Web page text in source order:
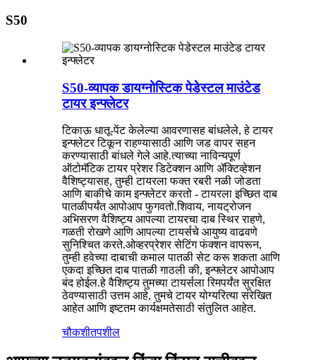
S50
S50-व्यापक डायग्नोस्टिक पेडेस्टल माउंटेड
टायर इन्फ्लेटर
टिकाऊ धातू-पेंट केलेल्या आवरणासह बांधलेले, हे टायर
इन्फ्लेटर टिकून राहण्यासाठी आणि जड वापर सहन
करण्यासाठी बांधले गेले आहे.त्याच्या नाविन्यपूर्ण
ऑटोमॅटिक टायर प्रेशर डिटेक्शन आणि ॲक्टिव्हेशन
वैशिष्ट्यासह, तुम्ही टायरला फक्त रबरी नळी जोडता
आणि बाकीचे काम इन्फ्लेटर करतो - टायरला इच्छित दाब
पातळीपर्यंत आपोआप फुगवतो.शिवाय, नायट्रोजन
अभिसरण वैशिष्ट्य आपल्या टायरचा दाब स्थिर राहणे,
गळती रोखणे आणि आपल्या टायर्सचे आयुष्य वाढवणे
सुनिश्चित करते.ओव्हरप्रेशर सेटिंग फंक्शन वापरून,
तुम्ही हवेच्या दाबाची कमाल पातळी सेट करू शकता आणि
एकदा इच्छित दाब पातळी गाठली की, इन्फ्लेटर आपोआप
बंद होईल.हे वैशिष्ट्य तुमच्या टायर्सला रिमपर्यंत सुरक्षित
ठेवण्यासाठी उत्तम आहे, तुमचे टायर योग्यरित्या संरेखित
आहेत आणि इष्टतम कार्यक्षमतेसाठी संतुलित आहेत.
चौकशीतपशील